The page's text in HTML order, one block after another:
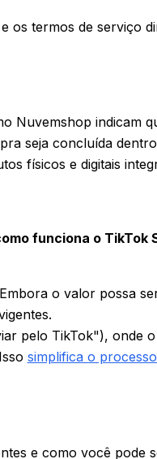
os termos de serviço
Nuvemshop indicam
seja concluída
físicos e digitais
funciona o TikTok
o valor possa
pelo TikTok"), onde
simplifica o
e como você pode